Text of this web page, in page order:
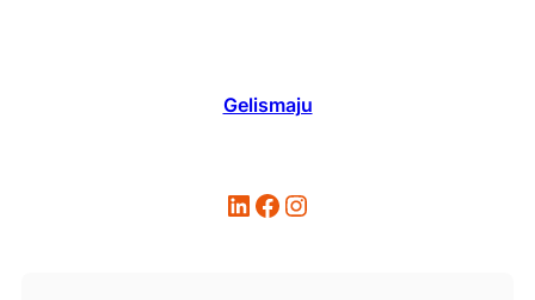
Gelismaju
LinkedIn Facebook Instagram